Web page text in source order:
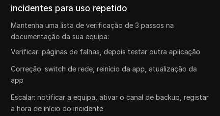
incidentes para uso repetido
Mantenha uma lista de verificação de 3 passos na
documentação da sua equipa:
Verificar: páginas de falhas, depois testar outra aplicação
Correção: switch de rede, reinício da app, atualização da
app
Escalar: notificar a equipa, ativar o canal de backup, registar
a hora de início do incidente